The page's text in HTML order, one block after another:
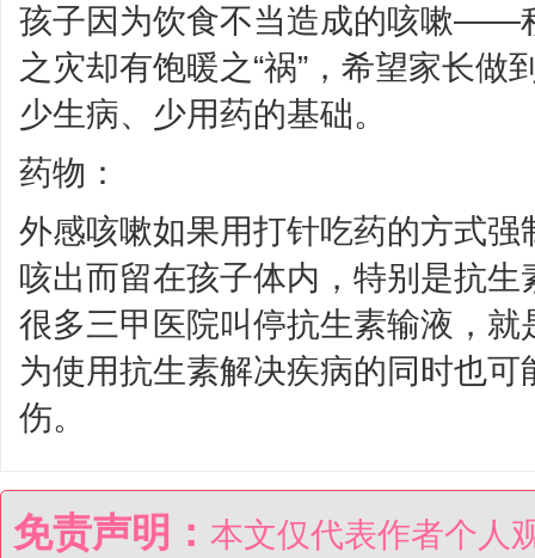
孩子因为饮食不当造成的咳嗽——
之灾却有饱暖之“祸”，希望家长做
少生病、少用药的基础。
药物：
外感咳嗽如果用打针吃药的方式
咳出而留在孩子体内，特别是抗
很多三甲医院叫停抗生素输液，
为使用抗生素解决疾病的同时也
伤。
免责声明： 本文仅代表作者个人